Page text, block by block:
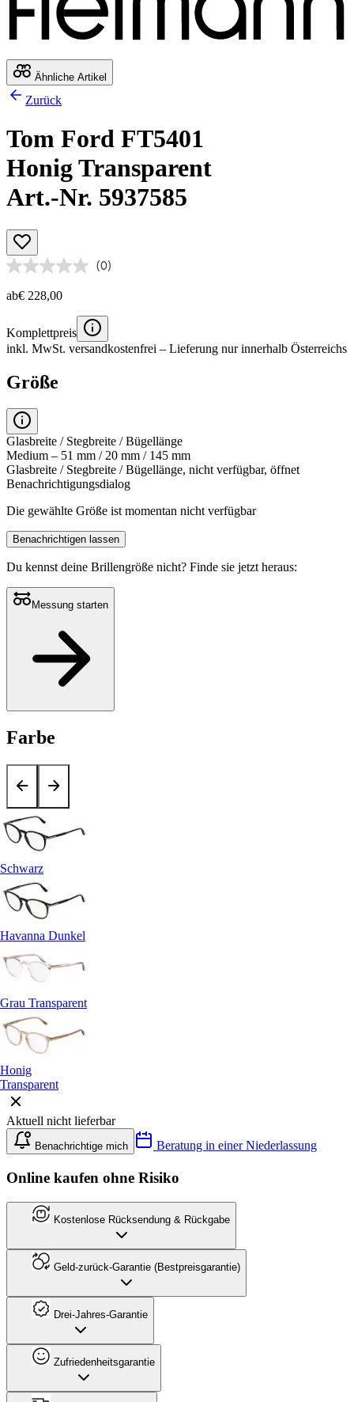
Ähnliche Artikel
Zurück
Tom Ford FT5401
Honig Transparent
Art.-Nr. 5937585
(0)
ab€ 228,00
Komplettpreis
inkl. MwSt. versandkostenfrei – Lieferung nur innerhalb Österreichs
Größe
Glasbreite / Stegbreite / Bügellänge
Medium – 51 mm / 20 mm / 145 mm
Glasbreite / Stegbreite / Bügellänge, nicht verfügbar, öffnet
Benachrichtigungsdialog
Die gewählte Größe ist momentan nicht verfügbar
Benachrichtigen lassen
Du kennst deine Brillengröße nicht? Finde sie jetzt heraus:
Messung starten
Farbe
Schwarz
Havanna Dunkel
Grau Transparent
Honig
Transparent
Aktuell nicht lieferbar
Benachrichtige mich Beratung in einer Niederlassung
Online kaufen ohne Risiko
Kostenlose Rücksendung & Rückgabe
Geld-zurück-Garantie (Bestpreisgarantie)
Drei-Jahres-Garantie
Zufriedenheitsgarantie